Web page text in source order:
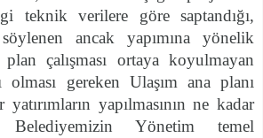
teknik verilere göre saptandığı,
ancak yapımına yönelik
çalışması ortaya koyulmayan
olması gereken Ulaşım ana planı
yapılmasının ne kadar
Yönetim temel